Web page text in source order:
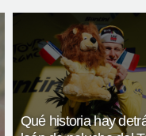
Qué historia hay